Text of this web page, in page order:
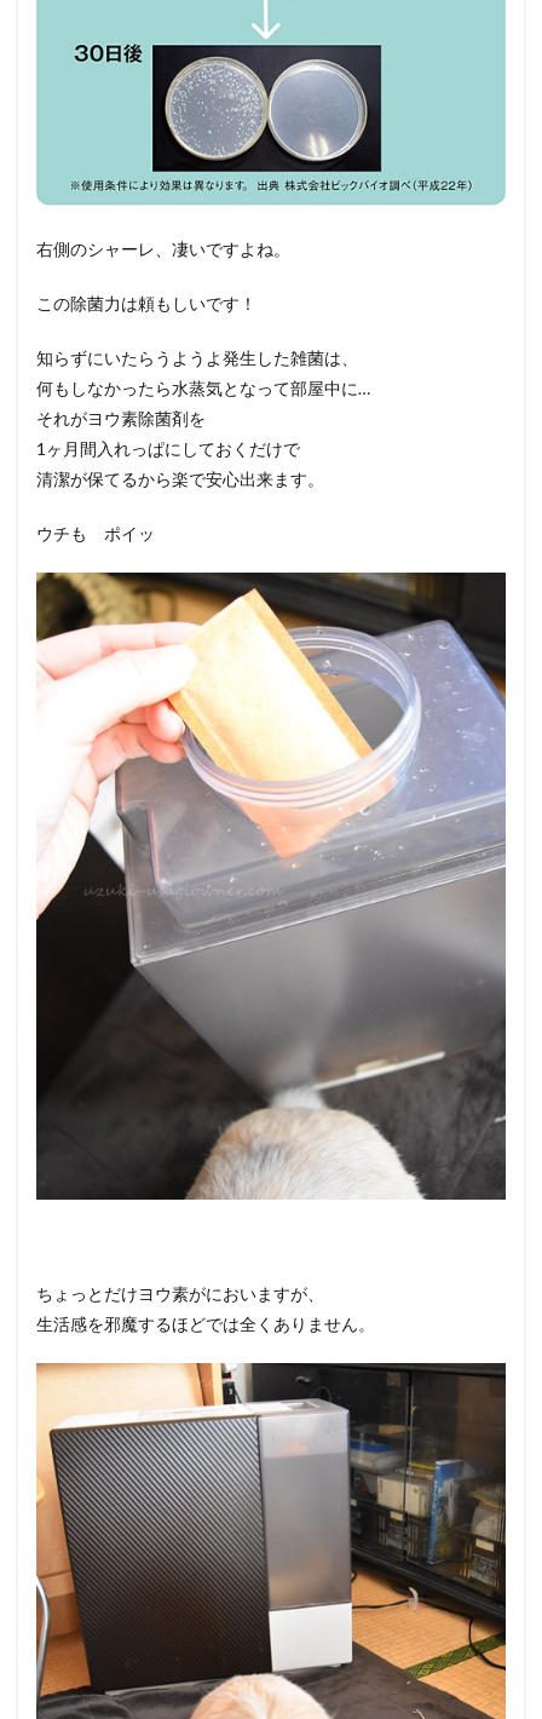
右側のシャーレ、凄いですよね。
この除菌力は頼もしいです！
知らずにいたらうようよ発生した雑菌は、
何もしなかったら水蒸気となって部屋中に…
それがヨウ素除菌剤を
1ヶ月間入れっぱにしておくだけで
清潔が保てるから楽で安心出来ます。
ウチも ポイッ
ちょっとだけヨウ素がにおいますが、
生活感を邪魔するほどでは全くありません。